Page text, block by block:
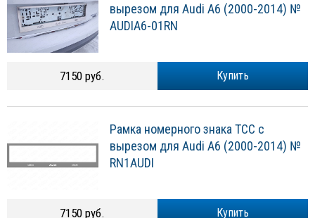
вырезом для Audi A6 (2000-2014) №
AUDIA6-01RN
Купить
7150 руб.
Рамка номерного знака ТСС с
вырезом для Audi A6 (2000-2014) №
RN1AUDI
Купить
7150 руб.